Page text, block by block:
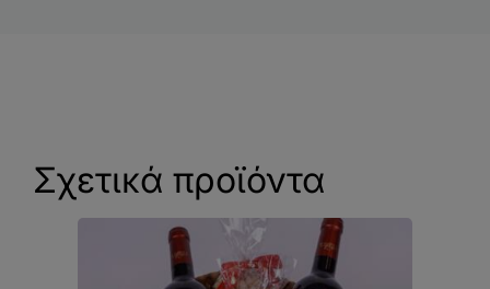
Σχετικά προϊόντα